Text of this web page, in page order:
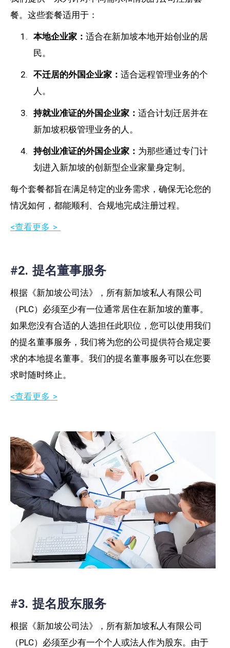
餐。这些套餐适用于：
本地企业家： 适合在新加坡本地开始创业的居
民。
不迁居的外国企业家： 适合远程管理业务的个
人。
持就业准证的外国企业家： 适合计划迁居并在
新加坡积极管理业务的人。
持创业准证的外国企业家： 为那些通过专门计
划进入新加坡的创新型企业家量身定制。
每个套餐都旨在满足特定的业务需求，确保无论您的
情况如何，都能顺利、合规地完成注册过程。
<查看更多 >
#2. 提名董事服务
根据《新加坡公司法》，所有新加坡私人有限公司
（PLC）必须至少有一位通常居住在新加坡的董事。
如果您没有合适的人选担任此职位，您可以使用我们
的提名董事服务，我们将为您的公司提供符合规定要
求的本地提名董事。我们的提名董事服务可以在您要
求时随时终止。
<查看更多 >
#3. 提名股东服务
根据《新加坡公司法》，所有新加坡私人有限公司
（PLC）必须至少有一个个人或法人作为股东。由于